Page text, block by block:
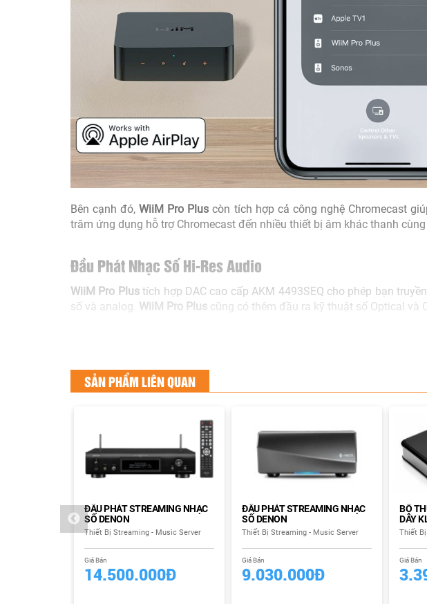
Bên cạnh đó,WiiM Pro Plus còn tích hợp cả công nghệ Chromecast
trăm ứng dụng hỗ trợ Chromecast đến nhiều thiết bị âm khác thanh
Đầu Phát Nhạc Số Hi-Res Audio
WiiM Pro Plustích hợp DAC cao cấp AKM 4493SEQ cho phép bạn
số và analog. WiiM Pro Plus cũng có thêm đầu ra kỹ thuật số Optical và
SẢN PHẨM LIÊN QUAN
ĐẦU PHÁT STREAMING NHẠC
SỐ DENON
Thiết Bị Streaming - Music Server
Giá Bán
14.500.000Đ
ĐẦU PHÁT STREAMING NHẠC
SỐ DENON
Thiết Bị Streaming - Music Server
Giá Bán
9.030.000Đ
BỘ
DÂY
Thiết
Giá Bán